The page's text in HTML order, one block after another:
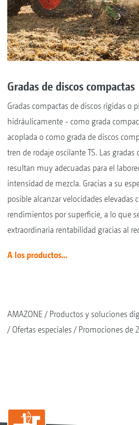
Gradas de discos compactas
Gradas compactas de discos rígidas o
hidráulicamente - como grada
acoplada o como grada de discos
tren de rodaje oscilante TS. Las gradas
resultan muy adecuadas para el
intensidad de mezcla. Gracias a su
posible alcanzar velocidades elevadas
rendimientos por superficie, a lo que
extraordinaria rentabilidad gracias al
A los productos...
AMAZONE Productos y soluciones
Ofertas especiales
Promociones de